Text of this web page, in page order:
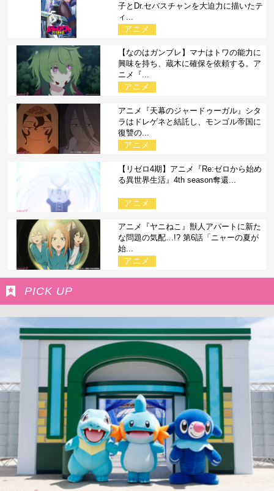
子とDr.セバスチャンを大迫力に描いたテ
ィ...
アニメ
【なのはガンブレ】マナはトワの能力に
興味を持ち、蔵木に確保を依頼する。ア
ニメ『...
アニメ
アニメ『天幕のジャードゥーガル』シタ
ラはドレゲネと結託し、モンゴル帝国に
復讐の...
アニメ
【リゼロ4期】アニメ『Re:ゼロから始め
る異世界生活』4th season奪還...
アニメ
アニメ『ヤニねこ』獣人アパートに新た
な問題の気配…!? 第6話「ニャーの夏が
始...
アニメ
PICK UP